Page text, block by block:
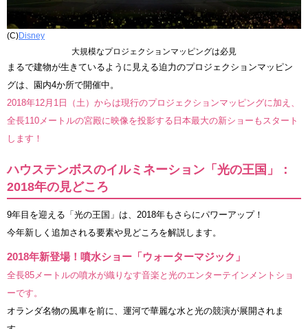
(C)Disney
大規模なプロジェクションマッピングは必見
まるで建物が生きているように見える迫力のプロジェクションマッピン
グは、園内4か所で開催中。
2018年12月1日（土）からは現行のプロジェクションマッピングに加え、
全長110メートルの宮殿に映像を投影する日本最大の新ショーもスタート
します！
ハウステンボスのイルミネーション「光の王国」：
2018年の見どころ
9年目を迎える「光の王国」は、2018年もさらにパワーアップ！
今年新しく追加される要素や見どころを解説します。
2018年新登場！噴水ショー「ウォーターマジック」
全長85メートルの噴水が織りなす音楽と光のエンターテインメントショ
ーです。
オランダ名物の風車を前に、運河で華麗な水と光の競演が展開されま